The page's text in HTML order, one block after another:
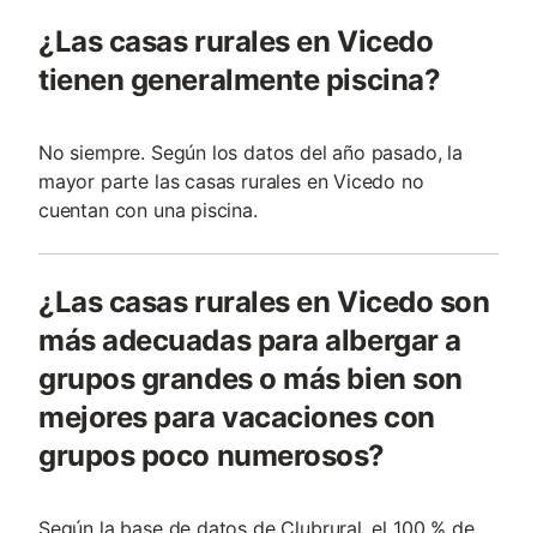
¿Las casas rurales en Vicedo
tienen generalmente piscina?
No siempre. Según los datos del año pasado, la
mayor parte las casas rurales en Vicedo no
cuentan con una piscina.
¿Las casas rurales en Vicedo son
más adecuadas para albergar a
grupos grandes o más bien son
mejores para vacaciones con
grupos poco numerosos?
Según la base de datos de Clubrural, el 100 % de